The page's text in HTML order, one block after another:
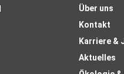
Über uns
Kontakt
Karriere &
Aktuelles